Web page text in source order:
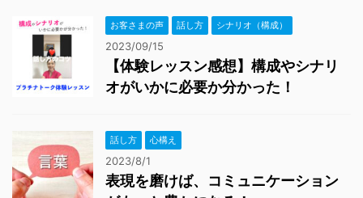
お客さまの声 話し方 シナリオ（構成）
2023/09/15
【体験レッスン感想】構成やシナリ
オがいかに必要か分かった！
話し方 心構え
2023/8/1
表現を磨けば、コミュニケーション